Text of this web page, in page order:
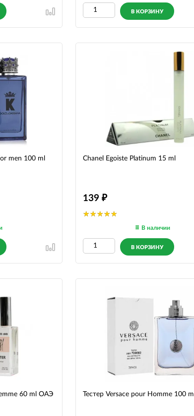
В КОРЗИНУ
men 100 ml Chanel Egoiste Platinum 15 ml
139
В наличии
В КОРЗИНУ
60 ml ОАЭ Тестер Versace pour Homme 100 ml